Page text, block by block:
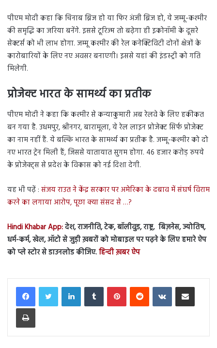
पीएम मोदी कहा कि चिनाब ब्रिज हो या फिर अंजी ब्रिज हो, ये जम्मू-कश्मीर
की समृद्धि का जरिया बनेंगे. इससे टूरिज्म तो बढ़ेगा ही इकोनॉमी के दूसरे
सेक्टर्स को भी लाभ होगा. जम्मू कश्मीर की रेल कनेक्टिविटी दोनों क्षेत्रों के
कारोबारियों के लिए नए अवसर बनाएगी। इससे यहां की इंडस्ट्री को गति
मिलेगी.
प्रोजेक्ट भारत के सामर्थ्य का प्रतीक
पीएम मोदी ने कहा कि कश्मीर से कन्याकुमारी अब रेलवे के लिए हकीकत
बन गया है. उधमपुर, श्रीनगर, बारामूला, ये रेल लाइन प्रोजेक्ट सिर्फ प्रोजेक्ट
का नाम नहीं हैं. ये बल्कि भारत के सामर्थ्य का प्रतीक है. जम्मू-कश्मीर को दो
नए भारत ट्रेन मिली हैं, जिससे यातायात सुगम होगा. 46 हजार करोड़ रुपये
के प्रोजेक्ट्स से प्रदेश के विकास को नई दिशा देगी.
यह भी पढ़ें : संजय राउत ने केंद्र सरकार पर अमेरिका के दबाव में संघर्ष विराम
करने का लगाया आरोप, पूछा क्या संसद से …?
Hindi Khabar App:देश, राजनीति, टेक, बॉलीवुड, राष्ट्र, बिज़नेस, ज्योतिष,
धर्म-कर्म, खेल, ऑटो से जुड़ी ख़बरों को मोबाइल पर पढ़ने के लिए हमारे ऐप
को प्ले स्टोर से डाउनलोड कीजिए.हिन्दी ख़बर ऐप
LinkedInTumblr PinterestReddit VKontakteShare via Email
Print